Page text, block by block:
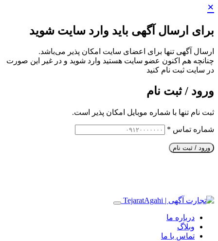
×
برای ارسال آگهی باید وارد سایت شوید
ارسال آگهی تنها برای اعضای سایت امکان پذیر می‌باشد.
چنانچه هم‌ اکنون عضو سایت هستید وارد شوید و در غیر این صورت
در سایت ثبت نام کنید
ورود / ثبت نام
ثبت نام تنها با شماره موبایل امکان پذیر است.
شماره تماس *
ورود / ثبت نام
درباره ما
وبلاگ
تماس با ما